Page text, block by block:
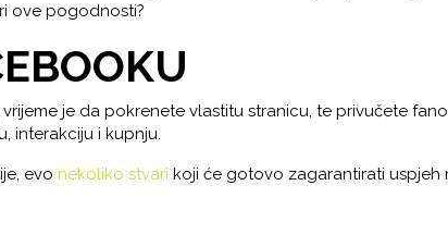
ove pogodnosti?
je da pokrenete vlastitu stranicu, te privučete
interakciju i kupnju.
evo nekoliko stvari koji će gotovo zagarantirati uspjeh